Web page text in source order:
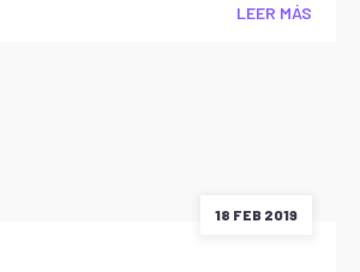
LEER MÁS
18 FEB 2019